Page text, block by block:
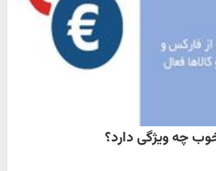
چه ویژگی دارد؟